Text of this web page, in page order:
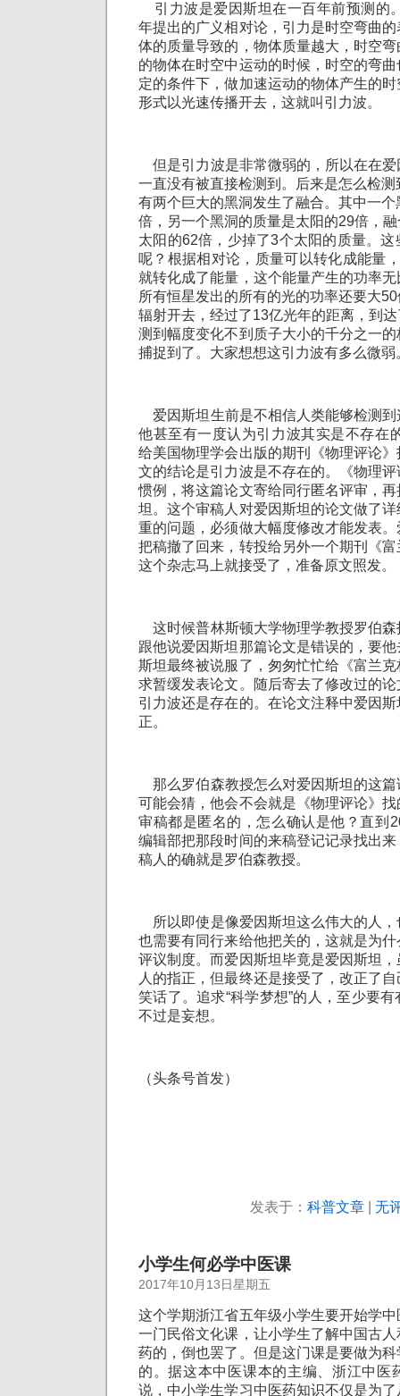
引力波是爱因斯坦在一百年前预测的
年提出的广义相对论，引力是时空弯曲
体的质量导致的，物体质量越大，时空
的物体在时空中运动的时候，时空的弯
定的条件下，做加速运动的物体产生的
形式以光速传播开去，这就叫引力波。
但是引力波是非常微弱的，所以在在爱
一直没有被直接检测到。后来是怎么检
有两个巨大的黑洞发生了融合。其中一
倍，另一个黑洞的质量是太阳的29倍，
太阳的62倍，少掉了3个太阳的质量。
呢？根据相对论，质量可以转化成能量
就转化成了能量，这个能量产生的功率
所有恒星发出的所有的光的功率还要大
辐射开去，经过了13亿光年的距离，到
测到幅度变化不到质子大小的千分之一
捕捉到了。大家想想这引力波有多么微弱
爱因斯坦生前是不相信人类能够检测到
他甚至有一度认为引力波其实是不存在
给美国物理学会出版的期刊《物理评论
文的结论是引力波是不存在的。《物理
惯例，将这篇论文寄给同行匿名评审，
坦。这个审稿人对爱因斯坦的论文做了
重的问题，必须做大幅度修改才能发表
把稿撤了回来，转投给另外一个期刊《
这个杂志马上就接受了，准备原文照发。
这时候普林斯顿大学物理学教授罗伯森
跟他说爱因斯坦那篇论文是错误的，要
斯坦最终被说服了，匆匆忙忙给《富兰
求暂缓发表论文。随后寄去了修改过的
引力波还是存在的。在论文注释中爱因
正。
那么罗伯森教授怎么对爱因斯坦的这篇
可能会猜，他会不会就是《物理评论》
审稿都是匿名的，怎么确认是他？直到
编辑部把那段时间的来稿登记记录找出
稿人的确就是罗伯森教授。
所以即使是像爱因斯坦这么伟大的人，
也需要有同行来给他把关的，这就是为
评议制度。而爱因斯坦毕竟是爱因斯坦
人的指正，但最终还是接受了，改正了
笑话了。追求“科学梦想”的人，至少要
不过是妄想。
（头条号首发）
发表于： 科普文章| 无
小学生何必学中医课
2017年10月13日星期五
这个学期浙江省五年级小学生要开始学
一门民俗文化课，让小学生了解中国古
药的，倒也罢了。但是这门课是要做为
的。据这本中医课本的主编、浙江中医
说，中小学生学习中医药知识不仅是为